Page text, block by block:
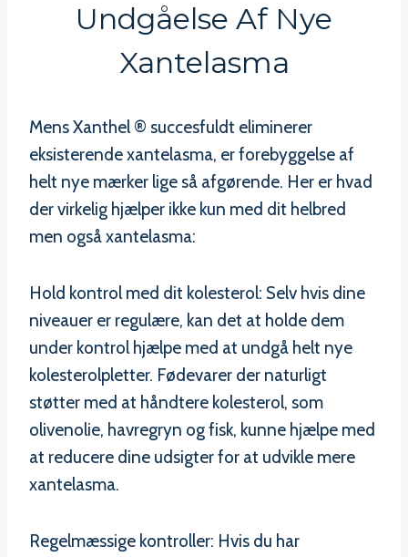
Undgåelse Af Nye
Xantelasma
Mens Xanthel ® succesfuldt eliminerer
eksisterende xantelasma, er forebyggelse af
helt nye mærker lige så afgørende. Her er hvad
der virkelig hjælper ikke kun med dit helbred
men også xantelasma:
Hold kontrol med dit kolesterol: Selv hvis dine
niveauer er regulære, kan det at holde dem
under kontrol hjælpe med at undgå helt nye
kolesterolpletter. Fødevarer der naturligt
støtter med at håndtere kolesterol, som
olivenolie, havregryn og fisk, kunne hjælpe med
at reducere dine udsigter for at udvikle mere
xantelasma.
Regelmæssige kontroller: Hvis du har